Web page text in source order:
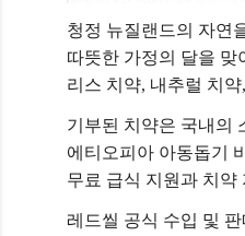
청정 뉴질랜드의 자연
따뜻한 가정의 달을
리스 치약, 내추럴 치
기부된 치약은 국내의
에티오피아 아동돕기
무료 급식 지원과 치약
레드씰 공식 수입 및